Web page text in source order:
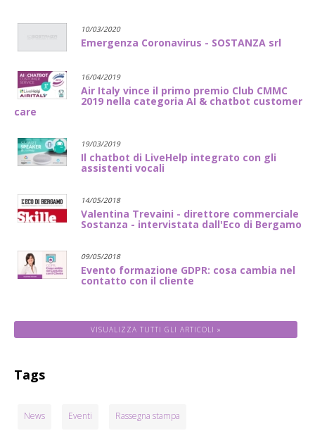
10/03/2020
Emergenza Coronavirus - SOSTANZA srl
16/04/2019
Air Italy vince il primo premio Club CMMC
2019 nella categoria AI & chatbot customer
care
19/03/2019
Il chatbot di LiveHelp integrato con gli
assistenti vocali
14/05/2018
Valentina Trevaini - direttore commerciale
Sostanza - intervistata dall'Eco di Bergamo
09/05/2018
Evento formazione GDPR: cosa cambia nel
contatto con il cliente
VISUALIZZA TUTTI GLI ARTICOLI »
Tags
News Eventi Rassegna stampa